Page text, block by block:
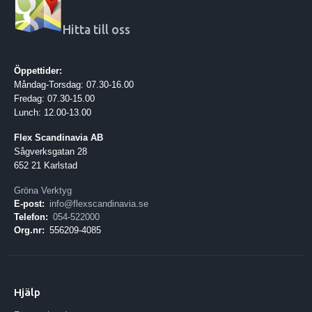
Hitta till oss
Öppettider:
Måndag-Torsdag: 07.30-16.00
Fredag: 07.30-15.00
Lunch: 12.00-13.00
Flex Scandinavia AB
Sågverksgatan 28
652 21 Karlstad
Gröna Verktyg
E-post: info@flexscandinavia.se
Telefon: 054-522000
Org.nr: 556209-4085
Hjälp